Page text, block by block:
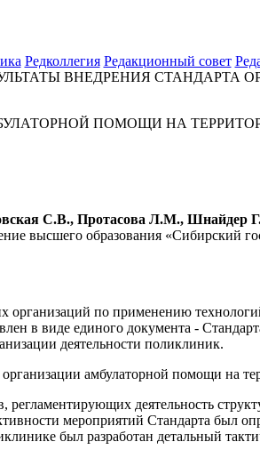
Редколлегия Редакционный совет
ВНЕДРЕНИЯ СТАНДАРТА
ПОМОЩИ НА
С.В., Протасова Л.М., Шнайдер
высшего образования «Сибирский
по применению
в виде единого документа -
деятельности поликлиник.
амбулаторной помощи на
регламентирующих деятельность
мероприятий Стандарта был
был разработан детальный